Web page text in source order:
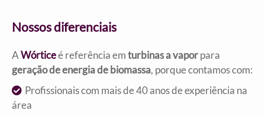
Nossos diferenciais
AWórticeé referência emturbinas a vaporpara
geração de energia de biomassa, porque contamos com:
Profissionais com mais de 40 anos de experiência na
área